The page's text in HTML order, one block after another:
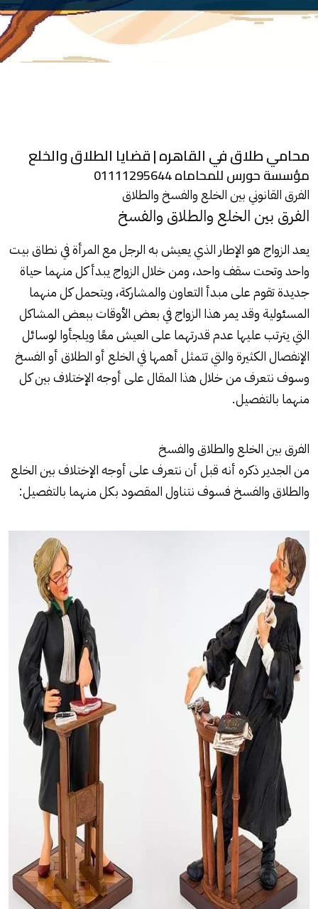
محامي طلاق في القاهره | قضايا الطلاق والخلع
مؤسسة حورس للمحاماه 01111295644
الفرق القانوني بين الخلع والفسخ والطلاق
الفرق بين الخلع والطلاق والفسخ
يعد الزواج هو الإطار الذي يعيش به الرجل مع المرأة في نطاق بيت
واحد وتحت سقف واحد، ومن خلال الزواج يبدأ كل منهما حياة
جديدة تقوم على مبدأ التعاون والمشاركة، ويتحمل كل منهما
المسئولية وقد يمر هذا الزواج في بعض الأوقات ببعض المشاكل
التي يترتب عليها عدم قدرتهما على العيش معًا ويلجأوا لوسائل
الإنفصال الكثيرة والتي تتمثل أهمها في الخلع أو الطلاق أو الفسخ
وسوف نتعرف من خلال هذا المقال على أوجه الإختلاف بين كل
منهما بالتفصيل.
الفرق بين الخلع والطلاق والفسخ
من الجدير ذكره أنه قبل أن نتعرف على أوجه الإختلاف بين الخلع
والطلاق والفسخ فسوف نتناول المقصود بكل منهما بالتفصيل: